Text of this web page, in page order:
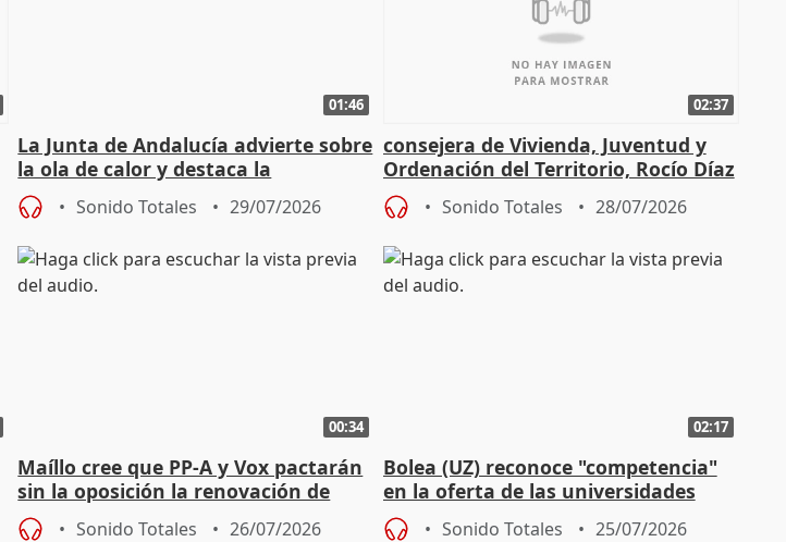
01:46
La Junta de Andalucía advierte sobre
la ola de calor y destaca la
importancia de la prevención
Sonido Totales 29/07/2026
02:37
consejera de Vivienda, Juventud y
Ordenación del Territorio, Rocío Díaz
Sonido Totales 28/07/2026
00:34
Maíllo cree que PP-A y Vox pactarán
sin la oposición la renovación de
órganos como el Defensor
Sonido Totales 26/07/2026
02:17
Bolea (UZ) reconoce "competencia"
en la oferta de las universidades
privadas
Sonido Totales 25/07/2026